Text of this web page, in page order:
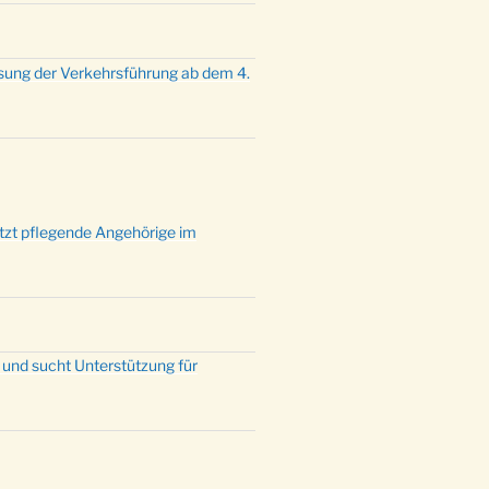
zu Silvester in der Kirche
der Verkehrsführung ab dem 4.
pflegende Angehörige im
sucht Unterstützung für